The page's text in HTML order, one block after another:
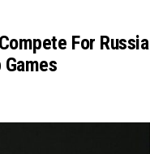
For Russia